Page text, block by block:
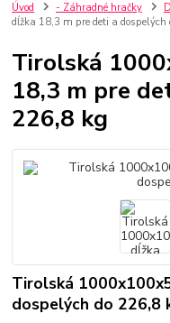
Úvod - Záhradné hračky
dĺžka 18,3 m pre deti a dospelých
Tirolská
18,3 m pre
226,8 kg
Tirolská
dospelých do 226,8